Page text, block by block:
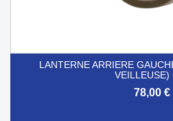
LANTERNE ARRIERE
VEILLEUSE)
78,00 €